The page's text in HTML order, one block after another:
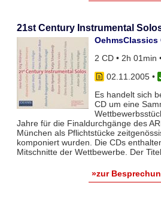
21st Century Instrumental
OehmsClassics
2 CD • 2h 01min
02.11.2005•
Es handelt sich
CD um eine
Jahre für die Finaldurchgänge des
München als Pflichtstücke
komponiert wurden. Die CDs
Mitschnitte der Wettbewerbe. Der
»zur